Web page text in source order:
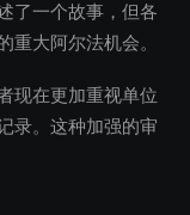
了一个故事，但各
重大阿尔法机会。
现在更加重视单位
录。这种加强的审